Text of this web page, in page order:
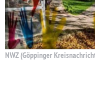
NWZ (Göppinger